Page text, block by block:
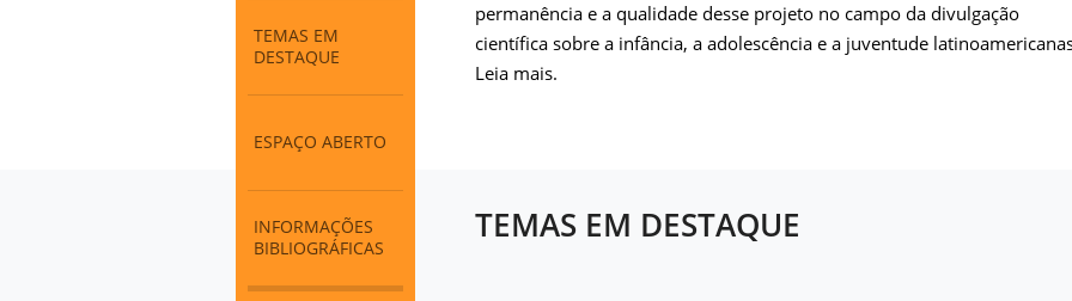
TEMAS EM
DESTAQUE
ESPAÇO ABERTO
INFORMAÇÕES
BIBLIOGRÁFICAS
permanência e a qualidade desse projeto no campo da divulgação
científica sobre a infância, a adolescência e a juventude
Leia mais.
TEMAS EM DESTAQUE